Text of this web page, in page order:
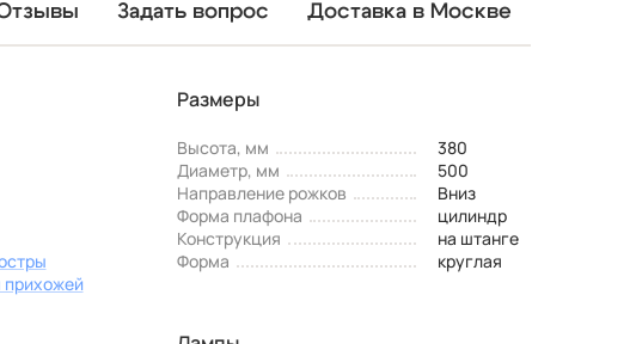
Задать вопрос Доставка в Москве
прихожей
Размеры
Высота, мм
380
Диаметр, мм
500
Направление рожков
Вниз
Форма плафона
цилиндр
Конструкция
на штанге
Форма
круглая